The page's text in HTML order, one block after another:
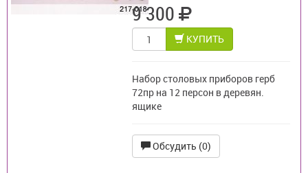
9 300
КУПИТЬ
Набор столовых приборов герб
72пр на 12 персон в деревян.
ящике
Обсудить (0)